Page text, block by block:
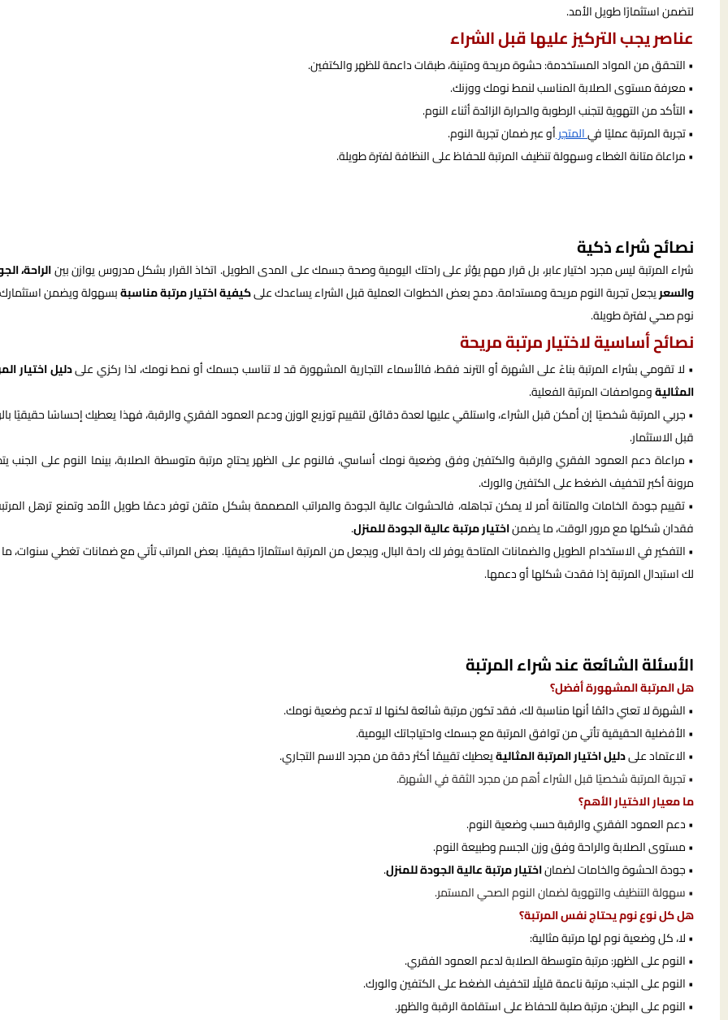
لتضمن استثمارًا طويل الأمد.
عناصر يجب التركيز عليها قبل الشراء
• التحقق من المواد المستخدمة: حشوة مريحة ومتينة، طبقات داعمة للظهر والكتفين.
• معرفة مستوى الصلابة المناسب لنمط نومك ووزنك.
• التأكد من التهوية لتجنب الرطوبة والحرارة الزائدة أثناء النوم.
• تجربة المرتبة عمليًا فيالمتجرأو عبر ضمان تجربة النوم.
• مراعاة متانة الغطاء وسهولة تنظيف المرتبة للحفاظ على النظافة لفترة طويلة.
نصائح شراء ذكية
شراء المرتبة ليس مجرد اختيار عابر، بل قرار مهم يؤثر على راحتك اليومية وصحة جسمك على المدى الطويل. اتخاذ القرار بشكل مدروس يوازن بينالراحة،
والسعريجعل تجربة النوم مريحة ومستدامة. دمج بعض الخطوات العملية قبل الشراء يساعدك علىكيفية اختيار مرتبة مناسبةبسهولة ويضمن
نوم صحي لفترة طويلة.
نصائح أساسية لاختيار مرتبة مريحة
• لا تقومي بشراء المرتبة بناءً على الشهرة أو الترند فقط، فالأسماء التجارية المشهورة قد لا تناسب جسمك أو نمط نومك، لذا ركزي علىدليل اختيار
المثاليةومواصفات المرتبة الفعلية.
• جربي المرتبة شخصيًا إن أمكن قبل الشراء، واستلقي عليها لعدة دقائق لتقييم توزيع الوزن ودعم العمود الفقري والرقبة، فهذا يعطيك إحساسًا حقيقيًا
قبل الاستثمار.
• مراعاة دعم العمود الفقري والرقبة والكتفين وفق وضعية نومك أساسي، فالنوم على الظهر يحتاج مرتبة متوسطة الصلابة، بينما النوم على الجنب
مرونة أكبر لتخفيف الضغط على الكتفين والورك.
• تقييم جودة الخامات والمتانة أمر لا يمكن تجاهله، فالحشوات عالية الجودة والمراتب المصممة بشكل متقن توفر دعمًا طويل الأمد وتمنع ترهل
فقدان شكلها مع مرور الوقت، ما يضمناختيار مرتبة عالية الجودة للمنزل.
• التفكير في الاستخدام الطويل والضمانات المتاحة يوفر لك راحة البال، ويجعل من المرتبة استثمارًا حقيقيًا. بعض المراتب تأتي مع ضمانات تغطي سنوات، ما
لك استبدال المرتبة إذا فقدت شكلها أو دعمها.
الأسئلة الشائعة عند شراء المرتبة
هل المرتبة المشهورة أفضل؟
• الشهرة لا تعني دائمًا أنها مناسبة لك، فقد تكون مرتبة شائعة لكنها لا تدعم وضعية نومك.
• الأفضلية الحقيقية تأتي من توافق المرتبة مع جسمك واحتياجاتك اليومية.
• الاعتماد علىدليل اختيار المرتبة المثاليةيعطيك تقييمًا أكثر دقة من مجرد الاسم التجاري.
• تجربة المرتبة شخصيًا قبل الشراء أهم من مجرد الثقة في الشهرة.
ما معيار الاختيار الأهم؟
• دعم العمود الفقري والرقبة حسب وضعية النوم.
• مستوى الصلابة والراحة وفق وزن الجسم وطبيعة النوم.
• جودة الحشوة والخامات لضماناختيار مرتبة عالية الجودة للمنزل.
• سهولة التنظيف والتهوية لضمان النوم الصحي المستمر.
هل كل نوع نوم يحتاج نفس المرتبة؟
• لا، كل وضعية نوم لها مرتبة مثالية:
• النوم على الظهر: مرتبة متوسطة الصلابة لدعم العمود الفقري.
• النوم على الجنب: مرتبة ناعمة قليلًا لتخفيف الضغط على الكتفين والورك.
• النوم على البطن: مرتبة صلبة للحفاظ على استقامة الرقبة والظهر.